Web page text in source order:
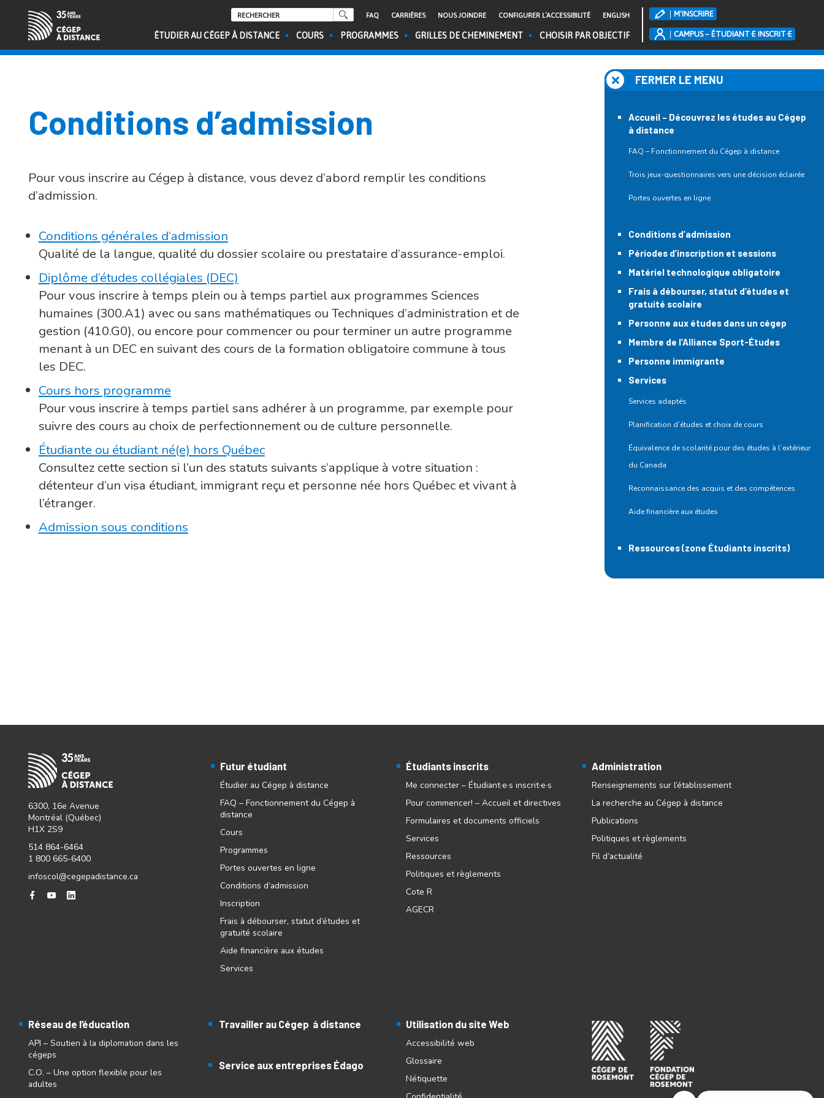
M'INSCRIRE
CAMPUS – ÉTUDIANT·E INSCRIT·E
FAQ CARRIÈRES NOUS JOINDRE CONFIGURER L’ACCESSIBILITÉ ENGLISH
ÉTUDIER AU CÉGEP À DISTANCE COURS PROGRAMMES GRILLES DE CHEMINEMENT CHOISIR PAR OBJECTIF
Conditions d’admission
Pour vous inscrire au Cégep à distance, vous devez d’abord remplir les conditions
d’admission.
Conditions générales d’admission
Qualité de la langue, qualité du dossier scolaire ou prestataire d’assurance-emploi.
Diplôme d’études collégiales (DEC)
Pour vous inscrire à temps plein ou à temps partiel aux programmes Sciences
humaines (300.A1) avec ou sans mathématiques ou Techniques d’administration et de
gestion (410.G0), ou encore pour commencer ou pour terminer un autre programme
menant à un DEC en suivant des cours de la formation obligatoire commune à tous
les DEC.
Cours hors programme
Pour vous inscrire à temps partiel sans adhérer à un programme, par exemple pour
suivre des cours au choix de perfectionnement ou de culture personnelle.
Étudiante ou étudiant né(e) hors Québec
Consultez cette section si l’un des statuts suivants s’applique à votre situation :
détenteur d’un visa étudiant, immigrant reçu et personne née hors Québec et vivant à
l’étranger.
Admission sous conditions
FERMER LE MENU
Accueil – Découvrez les études au Cégep
à distance
FAQ – Fonctionnement du Cégep à distance
Trois jeux-questionnaires vers une décision éclairée
Portes ouvertes en ligne
Conditions d’admission
Périodes d’inscription et sessions
Matériel technologique obligatoire
Frais à débourser, statut d’études et
gratuité scolaire
Personne aux études dans un cégep
Membre de l’Alliance Sport-Études
Personne immigrante
Services
Services adaptés
Planification d’études et choix de cours
Équivalence de scolarité pour des études à l’extérieur
du Canada
Reconnaissance des acquis et des compétences
Aide financière aux études
Ressources (zone Étudiants inscrits)
6300, 16e Avenue
Montréal (Québec)
H1X 2S9
514 864-6464
1 800 665-6400
infoscol@cegepadistance.ca
Futur étudiant
Étudier au Cégep à distance
FAQ – Fonctionnement du Cégep à
distance
Cours
Programmes
Portes ouvertes en ligne
Conditions d’admission
Inscription
Frais à débourser, statut d’études et
gratuité scolaire
Aide financière aux études
Services
Étudiants inscrits
Me connecter – Étudiant·e·s inscrit·e·s
Pour commencer! – Accueil et directives
Formulaires et documents officiels
Services
Ressources
Politiques et règlements
Cote R
AGECR
Administration
Renseignements sur l’établissement
La recherche au Cégep à distance
Publications
Politiques et règlements
Fil d’actualité
Réseau de l’éducation
API – Soutien à la diplomation dans les
cégeps
C.O. – Une option flexible pour les
adultes
Travailler au Cégep à distance
Service aux entreprises Édago
Utilisation du site Web
Accessibilité web
Glossaire
Nétiquette